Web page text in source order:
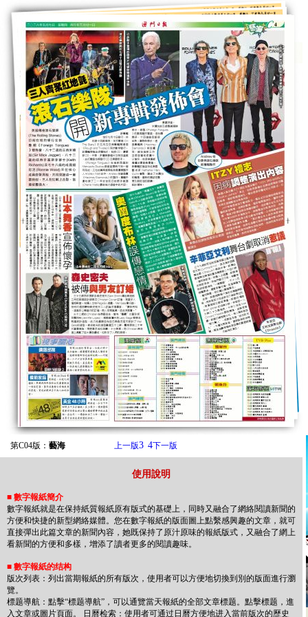
使用說明
■ 數字報紙簡介
數字報紙就是在保持紙質報紙原有版式的基礎上，同時又融合了網絡閱讀新聞的
方便和快捷的新型網絡媒體。您在數字報紙的版面圖上點繫感興趣的文章，就可
直接彈出此篇文章的新聞內容，她既保持了原汁原味的報紙版式，又融合了網上
看新聞的方便和多樣，增添了讀者更多的閱讀趣味。
■ 數字報紙的结构
版次列表：列出當期報紙的所有版次，使用者可以方便地切換到別的版面進行瀏
覽。
標题導航：點擊“標题導航”，可以通覽當天報紙的全部文章標题。點擊標题，進
入文章或圖片頁面。 日曆检索：使用者可通过日曆方便地进入當前版次的歷史
第C04版： 藝海 上一版3 4下一版